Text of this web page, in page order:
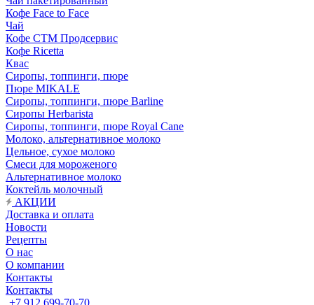
Кофе Face to Face
Чай
Кофе СТМ Продсервис
Кофе Ricetta
Квас
Сиропы, топпинги, пюре
Пюре MIKALE
Сиропы, топпинги, пюре Barline
Сиропы Herbarista
Сиропы, топпинги, пюре Royal Cane
Молоко, альтернативное молоко
Цельное, сухое молоко
Смеси для мороженого
Альтернативное молоко
Коктейль молочный
АКЦИИ
Доставка и оплата
Новости
Рецепты
О нас
О компании
Контакты
Контакты
+7 912 699-70-70